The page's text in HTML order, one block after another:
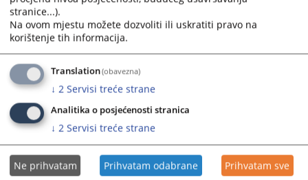
zatvora od 9 godina, te za krivično djelo iz člana 74. stav 1.
tačka b) ZONDINOM-a KS kazna zatvora u trajanju od 2 godine i
6 mjeseci, pa je primjenom člana 54. KZ FBiH osuđen na
jedinstvenu kaznu zatvora u trajanju od 16 godina i 6 mjeseci.
Zijadu Novaliću je za krivično djelo iz člana 238. stav 2. KZ FBiH
utvrđena kazna zatvora u trajanju od 4 godine, a za krivično
djelo iz člana 238. stav 1. KZ FBiH u vezi sa članom 55. KZ FBiH
kazna zatvora od 3 godine, te je primjenom člana 54. KZ FBiH
osuđen na jedinstvenu kaznu zatvora u trajanju od 6 godina.
stranice...).
Na ovom mjestu možete dozvoliti ili uskratiti pravo na
korištenje tih informacija.
Translation(obavezna)
↓ 2 Servisi treće strane
Analitika o posjećenosti stranica
↓ 2 Servisi treće strane
Ne prihvatam Prihvatam odabrane Prihvatam sve